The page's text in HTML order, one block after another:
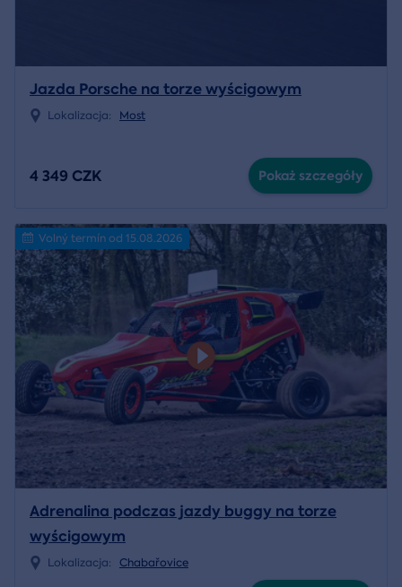
Jazda Porsche na torze wyścigowym
Lokalizacja: Most
4 349 CZK Pokaż szczegóły
Volný termín od 15.08.2026
Adrenalina podczas jazdy buggy na torze
wyścigowym
Lokalizacja: Chabařovice